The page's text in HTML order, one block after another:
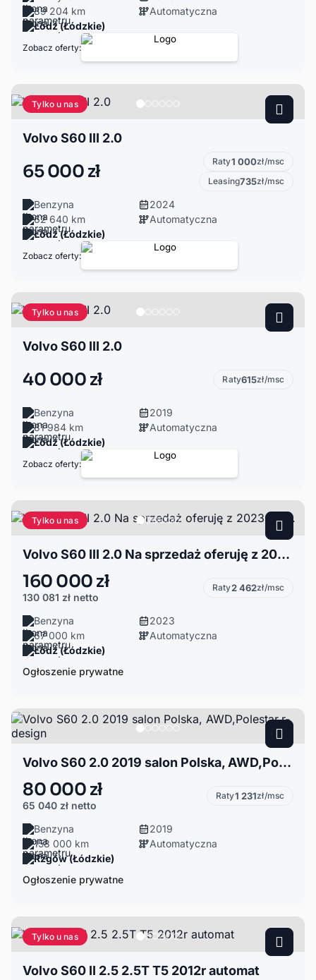
89 204 km
Automatyczna
Łódź (Łódzkie)
Zobacz oferty:
Tylko u nas
Volvo S60 III 2.0
65 000 zł Raty1 000zł/msc
Leasing735zł/msc
Benzyna
2024
62 640 km
Automatyczna
Łódź (Łódzkie)
Zobacz oferty:
Tylko u nas
Volvo S60 III 2.0
40 000 zł Raty615zł/msc
Benzyna
2019
81 984 km
Automatyczna
Łódź (Łódzkie)
Zobacz oferty:
Tylko u nas
Volvo S60 III 2.0 Na sprzedaż oferuję z 2023 roku.
160 000 zł
130 081 zł netto
Raty2 462zł/msc
Benzyna
2023
67 000 km
Automatyczna
Łódź (Łódzkie)
Ogłoszenie prywatne
Volvo S60 2.0 2019 salon Polska, AWD,Polestar,r-design
80 000 zł
65 040 zł netto
Raty1 231zł/msc
Benzyna
2019
158 000 km
Automatyczna
Rzgów (Łódzkie)
Ogłoszenie prywatne
Tylko u nas
Volvo S60 II 2.5 2.5T T5 2012r automat